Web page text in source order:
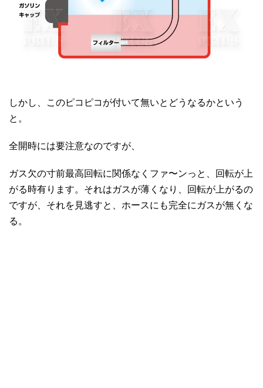
しかし、このピコピコが付いて無いとどうなるかという
と。
全開時には要注意なのですが、
ガス欠の寸前最高回転に関係なくファ〜ンっと、回転が上
がる時有ります。それはガスが薄くなり、回転が上がるの
ですが、それを見逃すと、ホースにも完全にガスが無くな
る。